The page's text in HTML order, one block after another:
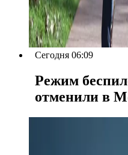
Сегодня 06:09
Режим
отменили в